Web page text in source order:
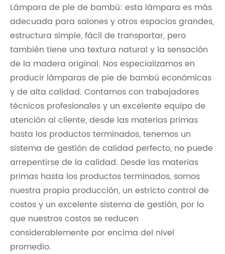
Lámpara de pie de bambú: esta lámpara es más
adecuada para salones y otros espacios grandes,
estructura simple, fácil de transportar, pero
también tiene una textura natural y la sensación
de la madera original. Nos especializamos en
producir lámparas de pie de bambú económicas
y de alta calidad. Contamos con trabajadores
técnicos profesionales y un excelente equipo de
atención al cliente, desde las materias primas
hasta los productos terminados, tenemos un
sistema de gestión de calidad perfecto, no puede
arrepentirse de la calidad. Desde las materias
primas hasta los productos terminados, somos
nuestra propia producción, un estricto control de
costos y un excelente sistema de gestión, por lo
que nuestros costos se reducen
considerablemente por encima del nivel
promedio.